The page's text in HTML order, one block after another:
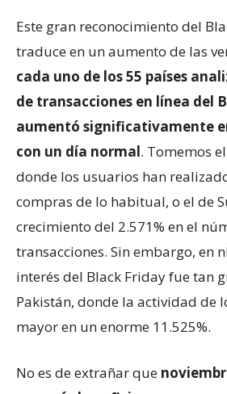
Este gran reconocimiento del
traduce en un aumento de las
cada uno de los 55 países
de transacciones en línea del
aumentó significativamente
con un día normal. Tomemos
donde los usuarios han
compras de lo habitual, o el de
crecimiento del 2.571% en el
transacciones. Sin embargo, en
interés del Black Friday fue tan
Pakistán, donde la actividad de
mayor en un enorme 11.525%.
No es de extrañar que